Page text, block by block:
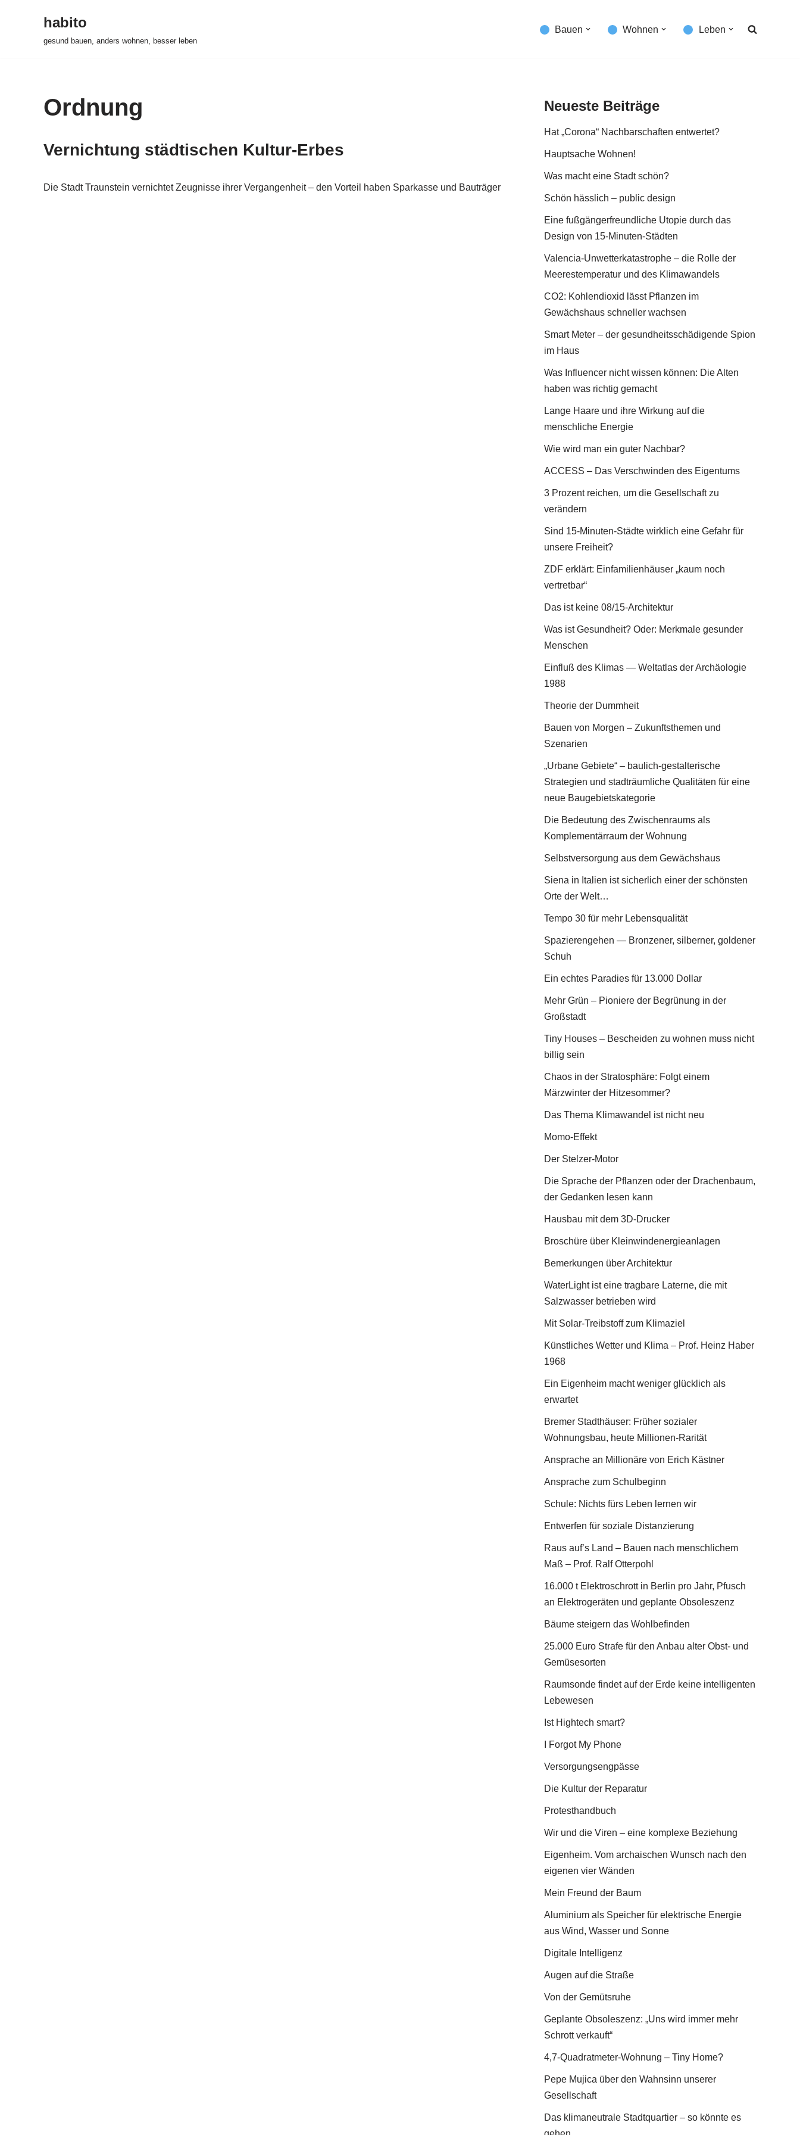
habito
gesund bauen, anders wohnen, besser leben
Bauen Wohnen Leben
Ordnung
Vernichtung städtischen Kultur-Erbes
Die Stadt Traunstein vernichtet Zeugnisse ihrer Vergangenheit – den Vorteil haben Sparkasse und Bauträger
Neueste Beiträge
Hat „Corona“ Nachbarschaften entwertet?
Hauptsache Wohnen!
Was macht eine Stadt schön?
Schön hässlich – public design
Eine fußgängerfreundliche Utopie durch das
Design von 15-Minuten-Städten
Valencia-Unwetterkatastrophe – die Rolle der
Meerestemperatur und des Klimawandels
CO2: Kohlendioxid lässt Pflanzen im
Gewächshaus schneller wachsen
Smart Meter – der gesundheitsschädigende Spion
im Haus
Was Influencer nicht wissen können: Die Alten
haben was richtig gemacht
Lange Haare und ihre Wirkung auf die
menschliche Energie
Wie wird man ein guter Nachbar?
ACCESS – Das Verschwinden des Eigentums
3 Prozent reichen, um die Gesellschaft zu
verändern
Sind 15-Minuten-Städte wirklich eine Gefahr für
unsere Freiheit?
ZDF erklärt: Einfamilienhäuser „kaum noch
vertretbar“
Das ist keine 08/15-Architektur
Was ist Gesundheit? Oder: Merkmale gesunder
Menschen
Einfluß des Klimas — Weltatlas der Archäologie
1988
Theorie der Dummheit
Bauen von Morgen – Zukunftsthemen und
Szenarien
„Urbane Gebiete“ – baulich-gestalterische
Strategien und stadträumliche Qualitäten für eine
neue Baugebietskategorie
Die Bedeutung des Zwischenraums als
Komplementärraum der Wohnung
Selbstversorgung aus dem Gewächshaus
Siena in Italien ist sicherlich einer der schönsten
Orte der Welt…
Tempo 30 für mehr Lebensqualität
Spazierengehen — Bronzener, silberner, goldener
Schuh
Ein echtes Paradies für 13.000 Dollar
Mehr Grün – Pioniere der Begrünung in der
Großstadt
Tiny Houses – Bescheiden zu wohnen muss nicht
billig sein
Chaos in der Stratosphäre: Folgt einem
Märzwinter der Hitzesommer?
Das Thema Klimawandel ist nicht neu
Momo-Effekt
Der Stelzer-Motor
Die Sprache der Pflanzen oder der Drachenbaum,
der Gedanken lesen kann
Hausbau mit dem 3D-Drucker
Broschüre über Kleinwindenergieanlagen
Bemerkungen über Architektur
WaterLight ist eine tragbare Laterne, die mit
Salzwasser betrieben wird
Mit Solar-Treibstoff zum Klimaziel
Künstliches Wetter und Klima – Prof. Heinz Haber
1968
Ein Eigenheim macht weniger glücklich als
erwartet
Bremer Stadthäuser: Früher sozialer
Wohnungsbau, heute Millionen-Rarität
Ansprache an Millionäre von Erich Kästner
Ansprache zum Schulbeginn
Schule: Nichts fürs Leben lernen wir
Entwerfen für soziale Distanzierung
Raus auf’s Land – Bauen nach menschlichem
Maß – Prof. Ralf Otterpohl
16.000 t Elektroschrott in Berlin pro Jahr, Pfusch
an Elektrogeräten und geplante Obsoleszenz
Bäume steigern das Wohlbefinden
25.000 Euro Strafe für den Anbau alter Obst- und
Gemüsesorten
Raumsonde findet auf der Erde keine intelligenten
Lebewesen
Ist Hightech smart?
I Forgot My Phone
Versorgungsengpässe
Die Kultur der Reparatur
Protesthandbuch
Wir und die Viren – eine komplexe Beziehung
Eigenheim. Vom archaischen Wunsch nach den
eigenen vier Wänden
Mein Freund der Baum
Aluminium als Speicher für elektrische Energie
aus Wind, Wasser und Sonne
Digitale Intelligenz
Augen auf die Straße
Von der Gemütsruhe
Geplante Obsoleszenz: „Uns wird immer mehr
Schrott verkauft“
4,7-Quadratmeter-Wohnung – Tiny Home?
Pepe Mujica über den Wahnsinn unserer
Gesellschaft
Das klimaneutrale Stadtquartier – so könnte es